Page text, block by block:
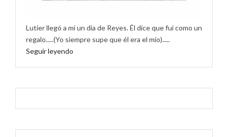
Lutier llegó a mí un día de Reyes. Él dice que fui como un
regalo.....(Yo siempre supe que él era el mío).....
Seguir leyendo